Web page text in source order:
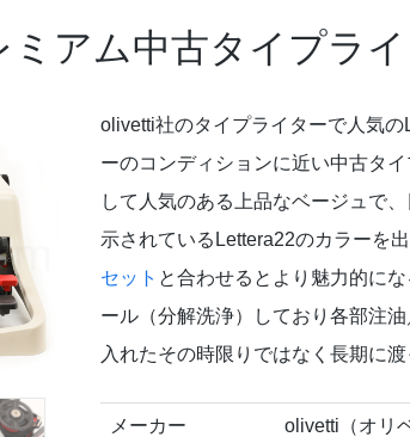
アム中古タイプラ
olivetti社のタイプライターで人気
ーのコンディションに近い中古タ
して人気のある上品なベージュで
示されているLettera22のカラーを
セット と合わせるとより魅力的に
ール（分解洗浄）しており各部注
入れたその時限りではなく長期に
メーカー olivetti（オリ